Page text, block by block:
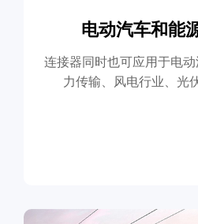
电动汽车和能
连接器同时也可应用于电
力传输、风电行业、光